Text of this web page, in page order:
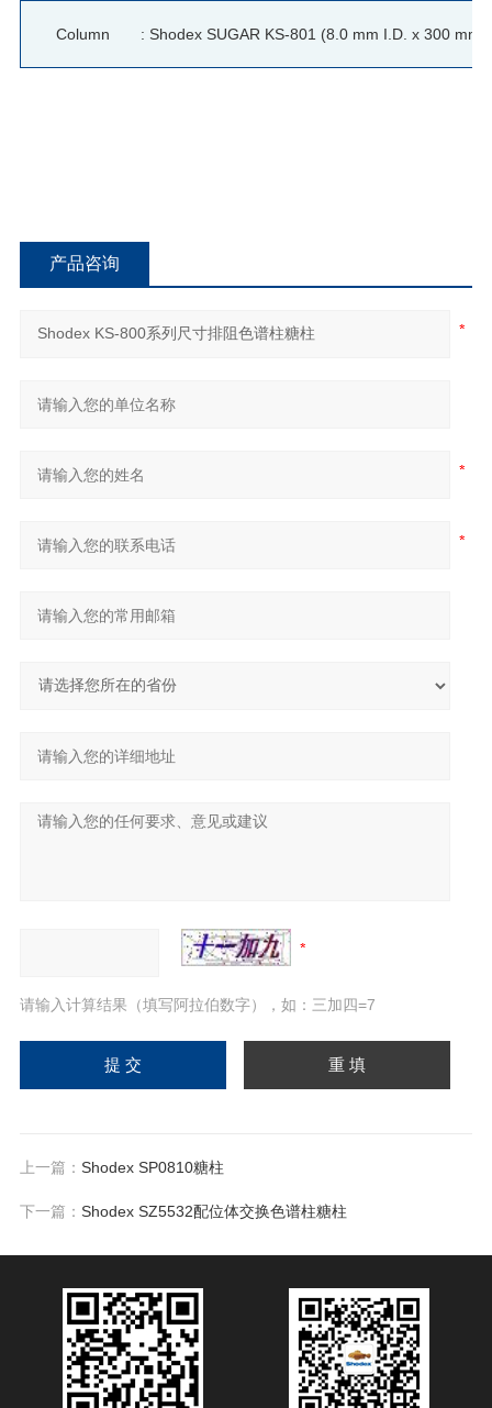
Column       : Shodex SUGAR KS-801 (8.0 mm I.D. x 300
产品咨询
请输入计算结果（填写阿拉伯数字），如：三加四=7
上一篇： Shodex SP0810糖柱
下一篇： Shodex SZ5532配位体交换色谱柱糖柱